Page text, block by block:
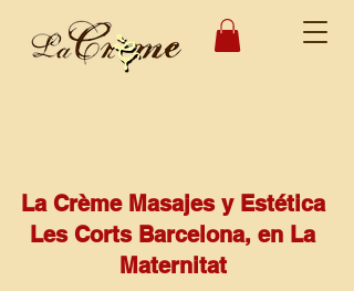
La Crème Masajes y Estética
Les Corts Barcelona, en La
Maternitat